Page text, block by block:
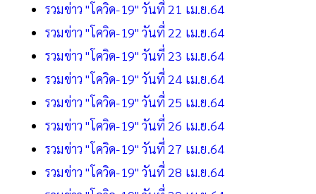
รวมข่าว "โควิด-19" วันที่ 21 เม.ย.64
รวมข่าว "โควิด-19" วันที่ 22 เม.ย.64
รวมข่าว "โควิด-19" วันที่ 23 เม.ย.64
รวมข่าว "โควิด-19" วันที่ 24 เม.ย.64
รวมข่าว "โควิด-19" วันที่ 25 เม.ย.64
รวมข่าว "โควิด-19" วันที่ 26 เม.ย.64
รวมข่าว "โควิด-19" วันที่ 27 เม.ย.64
รวมข่าว "โควิด-19" วันที่ 28 เม.ย.64